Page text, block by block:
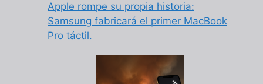
Apple rompe su propia historia:
Samsung fabricará el primer MacBook
Pro táctil.